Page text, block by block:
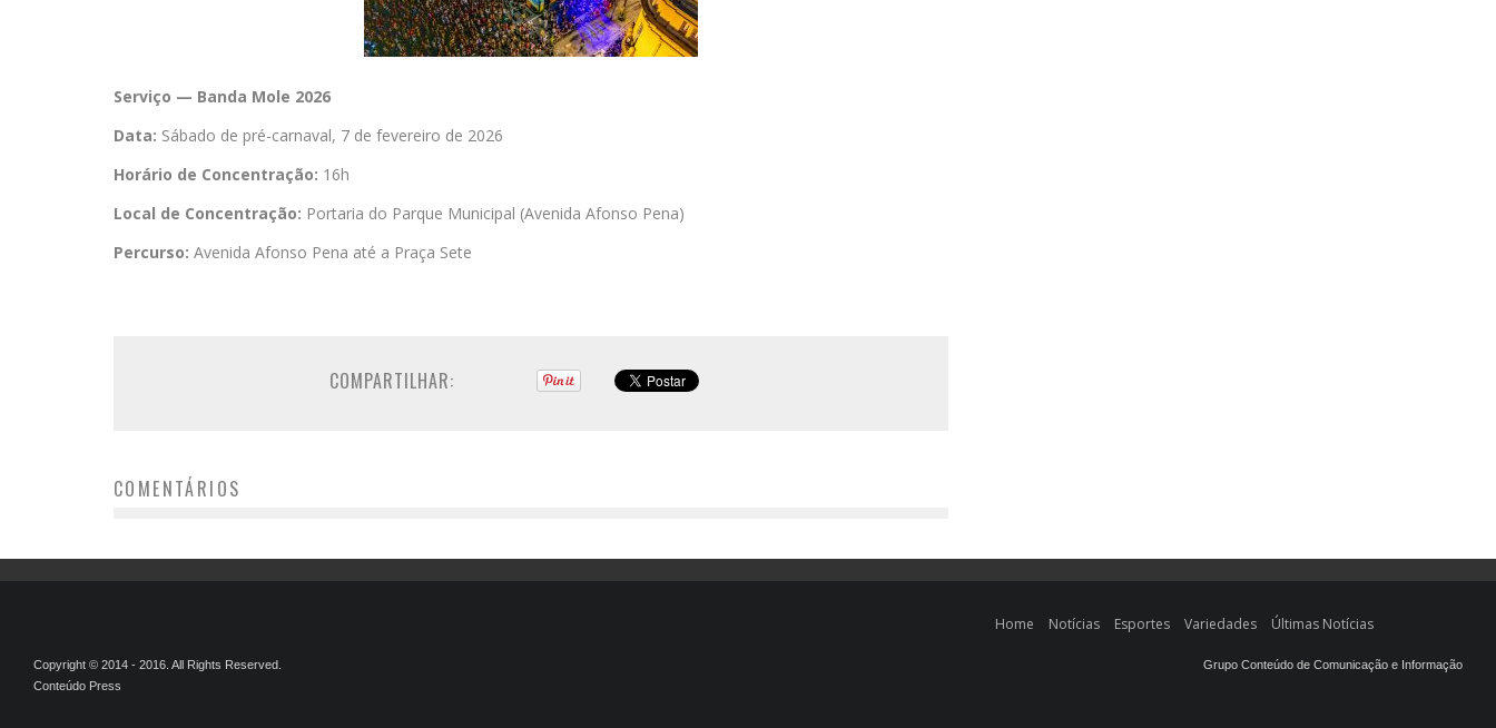
Serviço — Banda Mole 2026
Data: Sábado de pré-carnaval, 7 de fevereiro de 2026
Horário de Concentração: 16h
Local de Concentração: Portaria do Parque Municipal (Avenida Afonso Pena)
Percurso: Avenida Afonso Pena até a Praça Sete
COMPARTILHAR:
COMENTÁRIOS
Home Notícias Esportes Variedades Últimas Notícias
Copyright © 2014 - 2016. All Rights Reserved.
Conteúdo Press
Grupo Conteúdo de Comunicação e Informação